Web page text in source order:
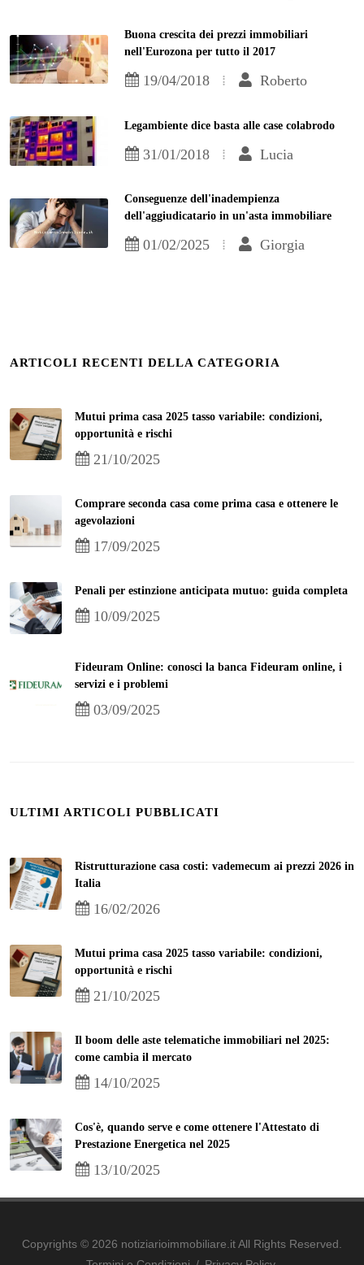
Buona crescita dei prezzi immobiliari
nell'Eurozona per tutto il 2017
19/04/2018 Roberto
Legambiente dice basta alle case colabrodo
31/01/2018 Lucia
Conseguenze dell'inadempienza
dell'aggiudicatario in un'asta immobiliare
01/02/2025 Giorgia
ARTICOLI RECENTI DELLA CATEGORIA
Mutui prima casa 2025 tasso variabile: condizioni,
opportunità e rischi
21/10/2025
Comprare seconda casa come prima casa e ottenere le
agevolazioni
17/09/2025
Penali per estinzione anticipata mutuo: guida completa
10/09/2025
Fideuram Online: conosci la banca Fideuram online, i
servizi e i problemi
03/09/2025
ULTIMI ARTICOLI PUBBLICATI
Ristrutturazione casa costi: vademecum ai prezzi 2026 in
Italia
16/02/2026
Mutui prima casa 2025 tasso variabile: condizioni,
opportunità e rischi
21/10/2025
Il boom delle aste telematiche immobiliari nel 2025:
come cambia il mercato
14/10/2025
Cos'è, quando serve e come ottenere l'Attestato di
Prestazione Energetica nel 2025
13/10/2025
Copyrights © 2026 notiziarioimmobiliare.it All Rights Reserved.